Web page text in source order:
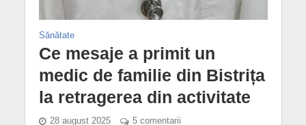
Sănătate
Ce mesaje a primit un
medic de familie din Bistrița
la retragerea din activitate
28 august 2025 5 comentarii